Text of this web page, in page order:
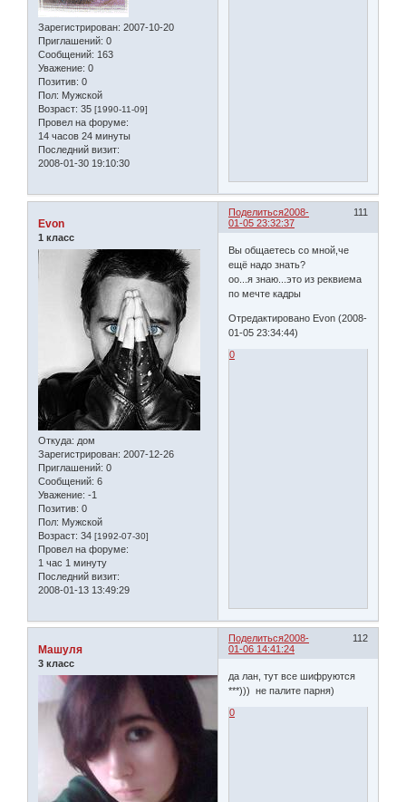
Зарегистрирован: 2007-10-20
Приглашений: 0
Сообщений: 163
Уважение: 0
Позитив: 0
Пол: Мужской
Возраст: 35 [1990-11-09]
Провел на форуме:
14 часов 24 минуты
Последний визит:
2008-01-30 19:10:30
Поделиться 111
2008-
01-05 23:32:37
Evon
1 класс
Откуда: дом
Зарегистрирован: 2007-12-26
Приглашений: 0
Сообщений: 6
Уважение: -1
Позитив: 0
Пол: Мужской
Возраст: 34 [1992-07-30]
Провел на форуме:
1 час 1 минуту
Последний визит:
2008-01-13 13:49:29
Вы общаетесь со мной,че
ещё надо знать?
оо...я знаю...это из реквиема
по мечте кадры
Отредактировано Evon (2008-
01-05 23:34:44)
0
Поделиться 112
2008-
01-06 14:41:24
Машуля
3 класс
да лан, тут все шифруются
***))) не палите парня)
0